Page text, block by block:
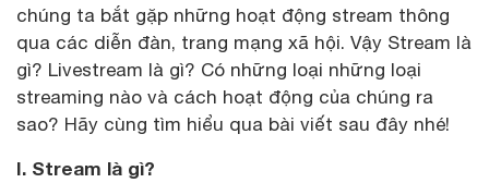
chúng ta bắt gặp những hoạt động stream thông
qua các diễn đàn, trang mạng xã hội. Vậy Stream là
gì? Livestream là gì? Có những loại những loại
streaming nào và cách hoạt động của chúng ra
sao? Hãy cùng tìm hiểu qua bài viết sau đây nhé!
I. Stream là gì?